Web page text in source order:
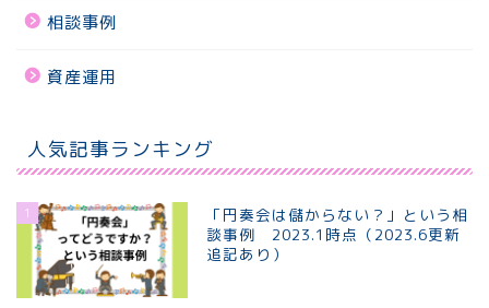
相談事例
資産運用
人気記事ランキング
1
「円奏会は儲からない？」という相
談事例 2023.1時点（2023.6更新
追記あり）